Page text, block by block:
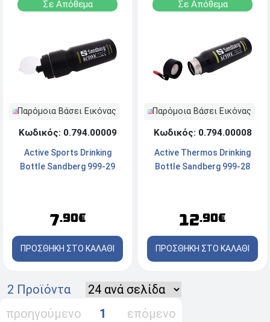
Σε Απόθεμα
Παρόμοια Βάσει Εικόνας
Κωδικός: 0.794.00009
Active Sports Drinking
Bottle Sandberg 999-29
7.90€
ΠΡΟΣΘΗΚΗ ΣΤΟ ΚΑΛΑΘΙ
Σε Απόθεμα
Παρόμοια Βάσει Εικόνας
Κωδικός: 0.794.00008
Active Thermos Drinking
Bottle Sandberg 999-28
12.90€
ΠΡΟΣΘΗΚΗ ΣΤΟ ΚΑΛΑΘΙ
2 Προϊόντα
προηγούμενο
1 επόμενο